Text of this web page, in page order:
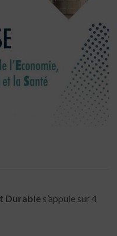
Durable s’appuie sur 4